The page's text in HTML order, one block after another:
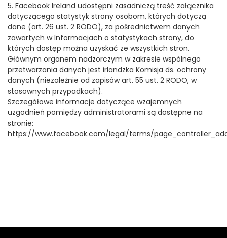
5. Facebook Ireland udostępni zasadniczą treść załącznika
dotyczącego statystyk strony osobom, których dotyczą
dane (art. 26 ust. 2 RODO), za pośrednictwem danych
zawartych w Informacjach o statystykach strony, do
których dostęp można uzyskać ze wszystkich stron.
Głównym organem nadzorczym w zakresie wspólnego
przetwarzania danych jest irlandzka Komisja ds. ochrony
danych (niezależnie od zapisów art. 55 ust. 2 RODO, w
stosownych przypadkach).
Szczegółowe informacje dotyczące wzajemnych
uzgodnień pomiędzy administratorami są dostępne na
stronie:
https://www.facebook.com/legal/terms/